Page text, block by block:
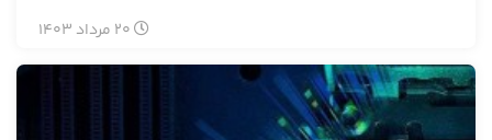
20 مرداد 1403